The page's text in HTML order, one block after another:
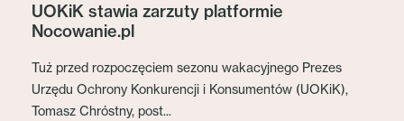
UOKiK stawia zarzuty platformie
Nocowanie.pl
Tuż przed rozpoczęciem sezonu wakacyjnego Prezes
Urzędu Ochrony Konkurencji i Konsumentów (UOKiK),
Tomasz Chróstny, post...